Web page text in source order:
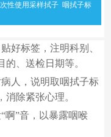
性使用采样拭子 咽拭子标
好标签，注明科别、
、送检日期等。
人，说明取咽拭子标
除紧张心理。
啊”音，以暴露咽喉